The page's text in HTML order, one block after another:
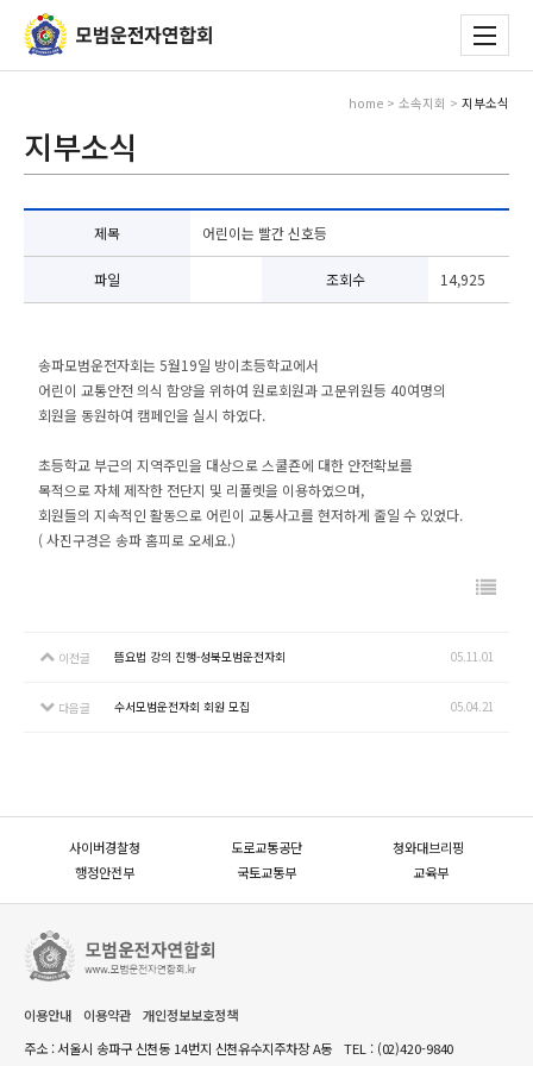
지부소식
home > 소속지회 > 지부소식
제목 어린이는 빨간 신호등
파일 조회수 14,925
송파모범운전자회는 5월19일 방이초등학교에서
어린이 교통안전 의식 함양을 위하여 원로회원과 고문위원등 40여명의
회원을 동원하여 캠페인을 실시 하였다.
초등학교 부근의 지역주민을 대상으로 스쿨죤에 대한 안전확보를
목적으로 자체 제작한 전단지 및 리풀렛을 이용하였으며,
회원들의 지속적인 활동으로 어린이 교통사고를 현저하게 줄일 수 있었다.
( 사진구경은 송파 홈피로 오세요.)
이전글 뜸요법 강의 진행-성북모범운전자회 05.11.01
다음글 수서모범운전자회 회원 모집 05.04.21
사이버경찰청 도로교통공단
청와대브리핑
행정안전부
국토교통부 교육부
이용안내 이용약관
개인정보보호정책
주소 : 서울시 송파구 신천동 14번지 신천유수지주차장 A동
TEL : (02)420-9840